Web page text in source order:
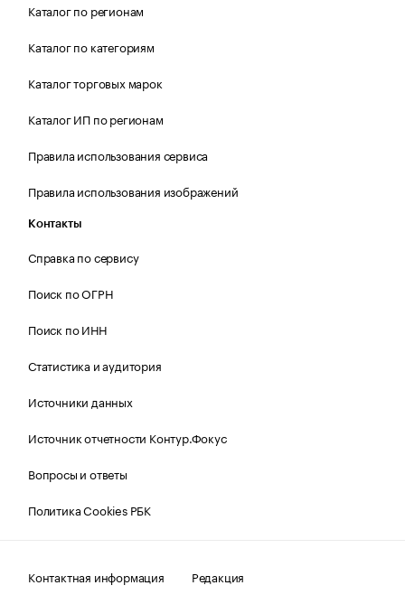
Каталог по регионам
Каталог по категориям
Каталог торговых марок
Каталог ИП по регионам
Правила использования сервиса
Правила использования изображений
Контакты
Справка по сервису
Поиск по ОГРН
Поиск по ИНН
Статистика и аудитория
Источники данных
Источник отчетности Контур.Фокус
Вопросы и ответы
Политика Cookies РБК
Контактная информация
Редакция